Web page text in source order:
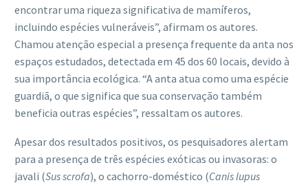
encontrar uma riqueza significativa de mamíferos,
incluindo espécies vulneráveis”, afirmam os autores.
Chamou atenção especial a presença frequente da anta nos
espaços estudados, detectada em 45 dos 60 locais, devido à
sua importância ecológica. “A anta atua como uma espécie
guardiã, o que significa que sua conservação também
beneficia outras espécies”, ressaltam os autores.
Apesar dos resultados positivos, os pesquisadores alertam
para a presença de três espécies exóticas ou invasoras: o
javali (Sus scrofa), o cachorro-doméstico (Canis lupus